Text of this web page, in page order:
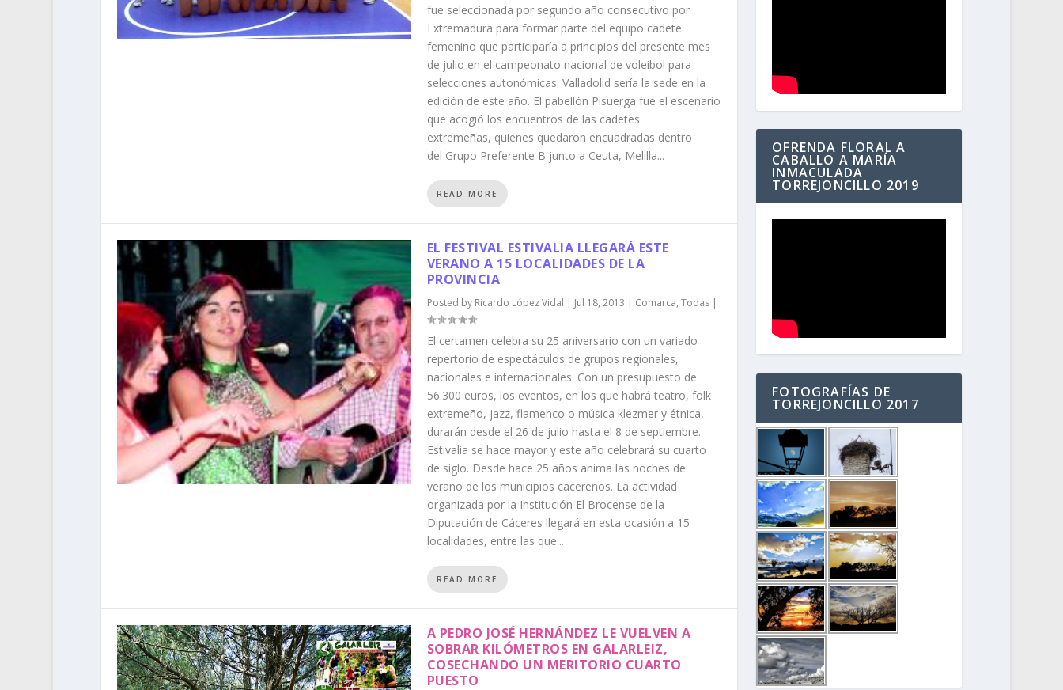
fue seleccionada por segundo año consecutivo por
Extremadura para formar parte del equipo cadete
femenino que participaría a principios del presente mes
de julio en el campeonato nacional de voleibol para
selecciones autonómicas. Valladolid sería la sede en la
edición de este año. El pabellón Pisuerga fue el escenario
que acogió los encuentros de las cadetes
extremeñas, quienes quedaron encuadradas dentro
del Grupo Preferente B junto a Ceuta, Melilla...
READ MORE
EL FESTIVAL ESTIVALIA LLEGARÁ ESTE
VERANO A 15 LOCALIDADES DE LA
PROVINCIA
Posted by Ricardo López Vidal | Jul 18, 2013 | Comarca, Todas|
El certamen celebra su 25 aniversario con un variado
repertorio de espectáculos de grupos regionales,
nacionales e internacionales. Con un presupuesto de
56.300 euros, los eventos, en los que habrá teatro, folk
extremeño, jazz, flamenco o música klezmer y étnica,
durarán desde el 26 de julio hasta el 8 de septiembre.
Estivalia se hace mayor y este año celebrará su cuarto
de siglo. Desde hace 25 años anima las noches de
verano de los municipios cacereños. La actividad
organizada por la Institución El Brocense de la
Diputación de Cáceres llegará en esta ocasión a 15
localidades, entre las que...
READ MORE
A PEDRO JOSÉ HERNÁNDEZ LE VUELVEN A
SOBRAR KILÓMETROS EN GALARLEIZ,
COSECHANDO UN MERITORIO CUARTO
PUESTO
OFRENDA FLORAL A
CABALLO A MARÍA
INMACULADA
TORREJONCILLO 2019
FOTOGRAFÍAS DE
TORREJONCILLO 2017